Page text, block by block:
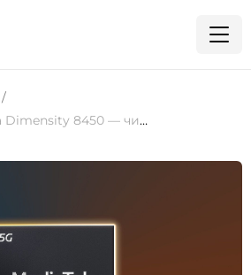
MediaTek анонсувала Dimensity 8450 — чип з покращеним ШІ та підтримкою 320 Мп камер